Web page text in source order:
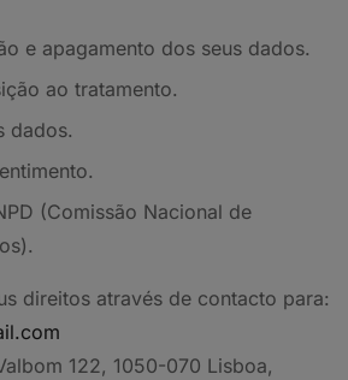
e apagamento dos seus dados.
ao tratamento.
dados.
(Comissão Nacional de
direitos através de contacto para:
122, 1050-070 Lisboa,